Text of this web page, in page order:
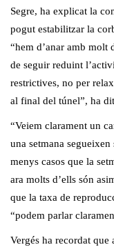
Segre, ha explicat la
pogut estabilitzar la
“hem d’anar amb molt
de seguir reduint
restrictives, no per
al final del túnel”, ha
“Veiem clarament un
una setmana
menys casos que la
ara molts d’ells són
que la taxa de
“podem parlar
Vergés ha recordat